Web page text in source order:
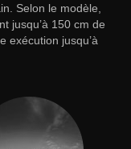
Selon le modèle,
jusqu’à 150 cm de
exécution jusqu’à